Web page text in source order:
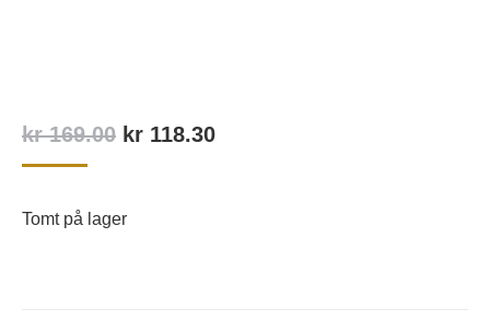
kr169.00 Opprinnelig
kr 169.00.
kr 118.30Nåværende
Tomt på lager